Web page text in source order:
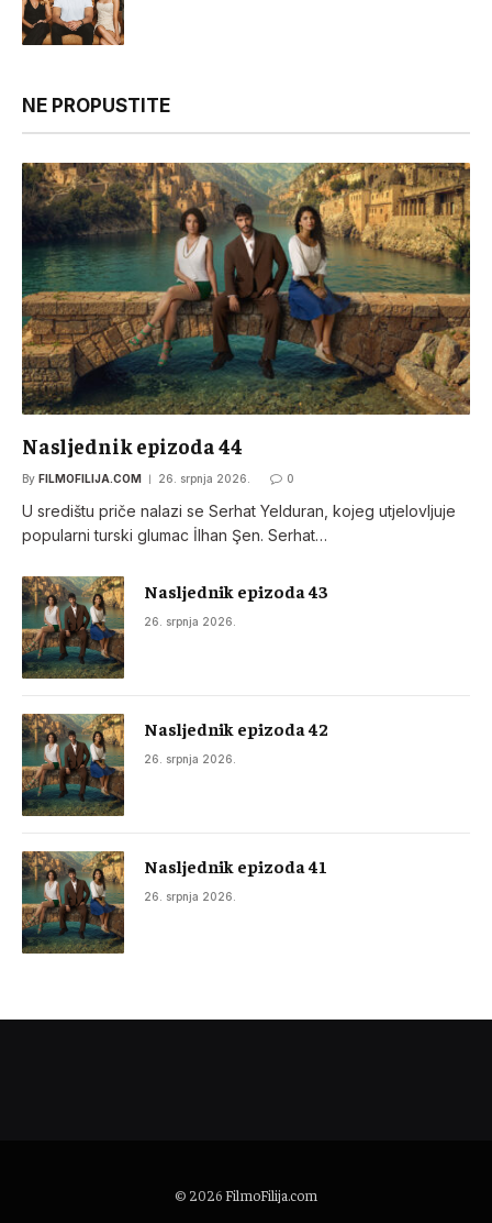
NE PROPUSTITE
Nasljednik epizoda 44
By FILMOFILIJA.COM 26. srpnja 2026. 0
U središtu priče nalazi se Serhat Yelduran, kojeg utjelovljuje
popularni turski glumac İlhan Şen. Serhat…
Nasljednik epizoda 43
26. srpnja 2026.
Nasljednik epizoda 42
26. srpnja 2026.
Nasljednik epizoda 41
26. srpnja 2026.
© 2026FilmoFilija.com